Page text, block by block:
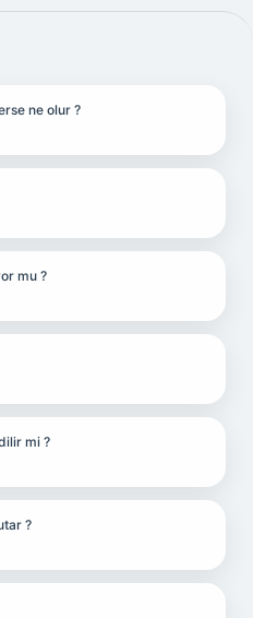
ne olur ?
mu ?
mi ?
?